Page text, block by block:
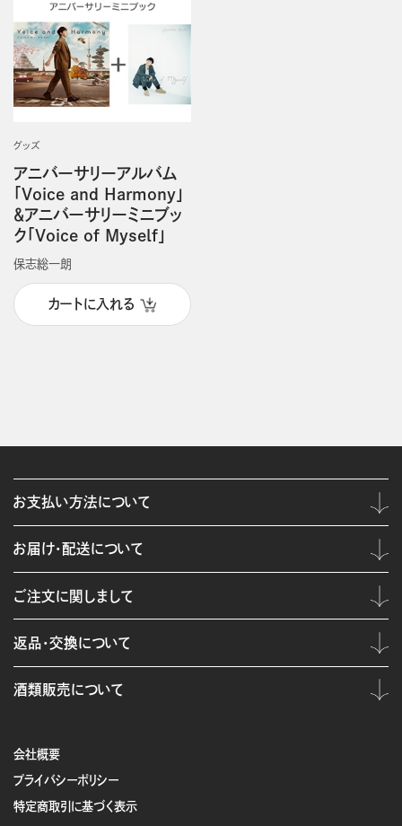
グッズ
アニバーサリーアルバム
「Voice and Harmony」
＆アニバーサリーミニブッ
ク「Voice of Myself」
保志総一朗
カートに入れる
会社概要
プライバシーポリシー
特定商取引に基づく表示
お支払い方法について
お届け・配送について
ご注文に関しまして
返品・交換について
酒類販売について